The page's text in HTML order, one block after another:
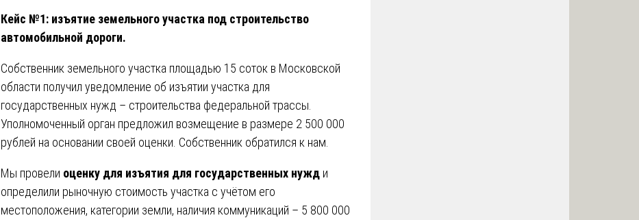
Кейс №1: изъятие земельного участка под строительство
автомобильной дороги.
Собственник земельного участка площадью 15 соток в Московской
области получил уведомление об изъятии участка для
государственных нужд – строительства федеральной трассы.
Уполномоченный орган предложил возмещение в размере 2 500 000
рублей на основании своей оценки. Собственник обратился к нам.
Мы провели оценку для изъятия для государственных нужд и
определили рыночную стоимость участка с учётом его
местоположения, категории земли, наличия коммуникаций – 5 800 000